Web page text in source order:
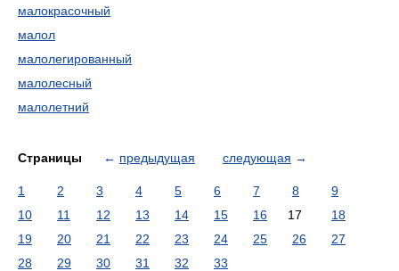
малокрасочный
малол
малолегированный
малолесный
малолетний
Страницы ← предыдущая следующая →
1 2 3 4 5 6 7 8
9
10
11 12 13 14 15 16 17
18
19
20 21 22 23 24 25 26
27
28
29 30 31 32 33